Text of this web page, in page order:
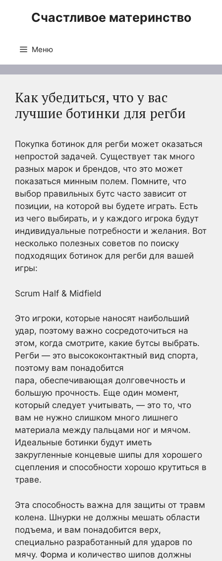
Счастливое материнство
Меню
Как убедиться, что у вас
лучшие ботинки для регби
Покупка ботинок для регби может оказаться
непростой задачей. Существует так много
разных марок и брендов, что это может
показаться минным полем. Помните, что
выбор правильных бутс часто зависит от
позиции, на которой вы будете играть. Есть
из чего выбирать, и у каждого игрока будут
индивидуальные потребности и желания. Вот
несколько полезных советов по поиску
подходящих ботинок для регби для вашей
игры:
Scrum Half & Midfield
Это игроки, которые наносят наибольший
удар, поэтому важно сосредоточиться на
этом, когда смотрите, какие бутсы выбрать.
Регби — это высококонтактный вид спорта,
поэтому вам понадобится
пара, обеспечивающая долговечность и
большую прочность. Еще один момент,
который следует учитывать, — это то, что
вам не нужно слишком много лишнего
материала между пальцами ног и мячом.
Идеальные ботинки будут иметь
закругленные концевые шипы для хорошего
сцепления и способности хорошо крутиться в
траве.
Эта способность важна для защиты от травм
колена. Шнурки не должны мешать области
подъема, и вам понадобится верх,
специально разработанный для ударов по
мячу. Форма и количество шипов должны